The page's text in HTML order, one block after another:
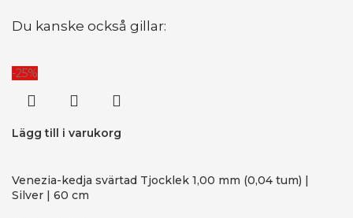
Du kanske också gillar:
-25%
Lägg till i varukorg
Venezia-kedja svärtad Tjocklek 1,00 mm (0,04 tum) |
Silver | 60 cm